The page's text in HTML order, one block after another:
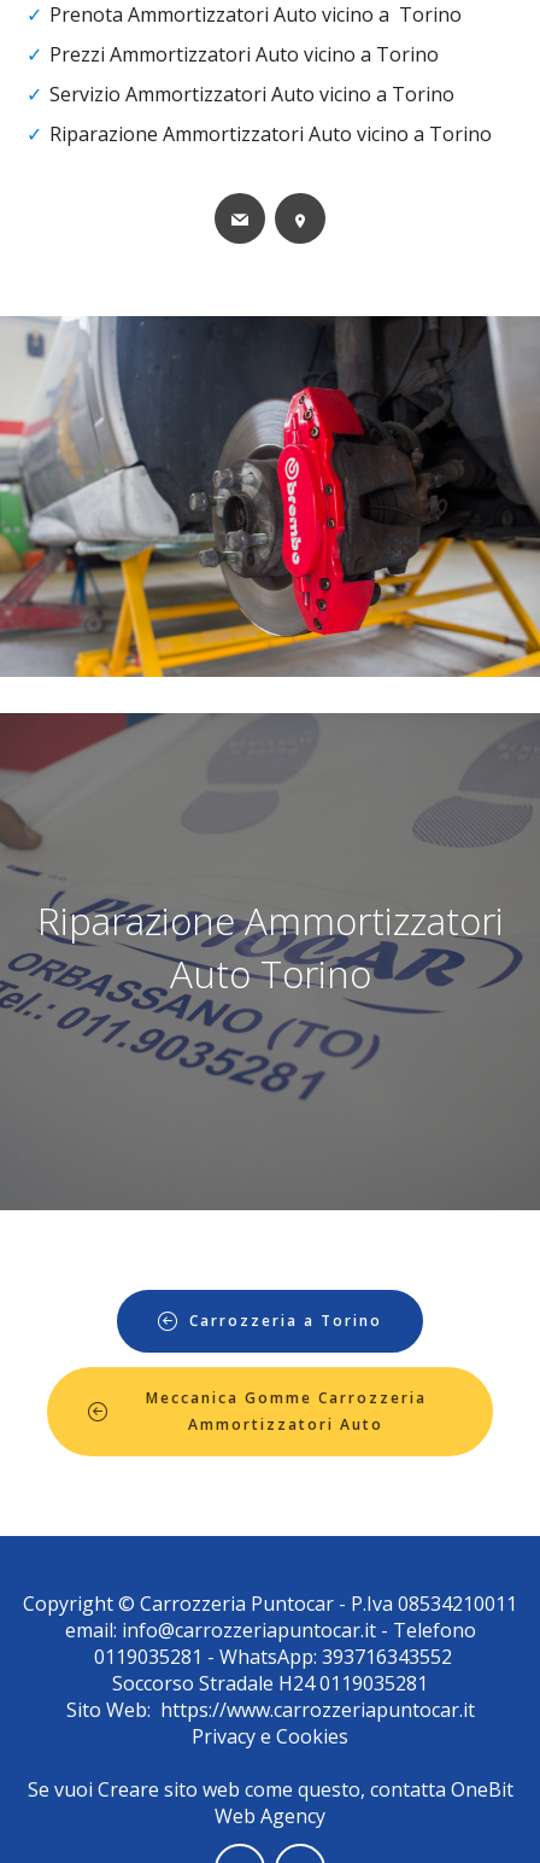
Prenota Ammortizzatori Auto vicino a Torino
Prezzi Ammortizzatori Auto vicino a Torino
Servizio Ammortizzatori Auto vicino a Torino
Riparazione Ammortizzatori Auto vicino a Torino
Riparazione Ammortizzatori
Auto Torino
Carrozzeria a Torino
Meccanica Gomme Carrozzeria
Ammortizzatori Auto
Copyright © Carrozzeria Puntocar - P.Iva 08534210011
email: info@carrozzeriapuntocar.it- Telefono
0119035281 - WhatsApp: 393716343552
Soccorso Stradale H240119035281
Sito Web: https://www.carrozzeriapuntocar.it
Privacye Cookies
Se vuoi Creare sito web come questo, contatta OneBit
Web Agency